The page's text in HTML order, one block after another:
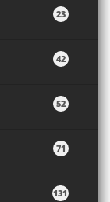
23
42
52
71
131